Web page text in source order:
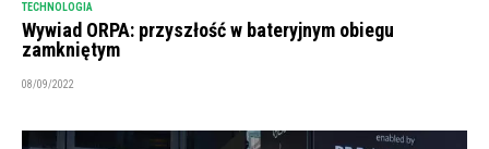
TECHNOLOGIA
Wywiad ORPA: przyszłość w bateryjnym obiegu
zamkniętym
08/09/2022